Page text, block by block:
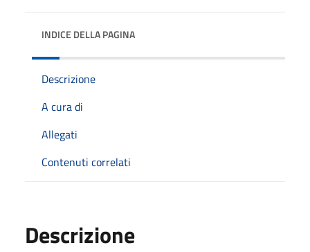
INDICE DELLA PAGINA
Descrizione
A cura di
Allegati
Contenuti correlati
Descrizione